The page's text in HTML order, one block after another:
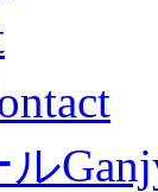
ル